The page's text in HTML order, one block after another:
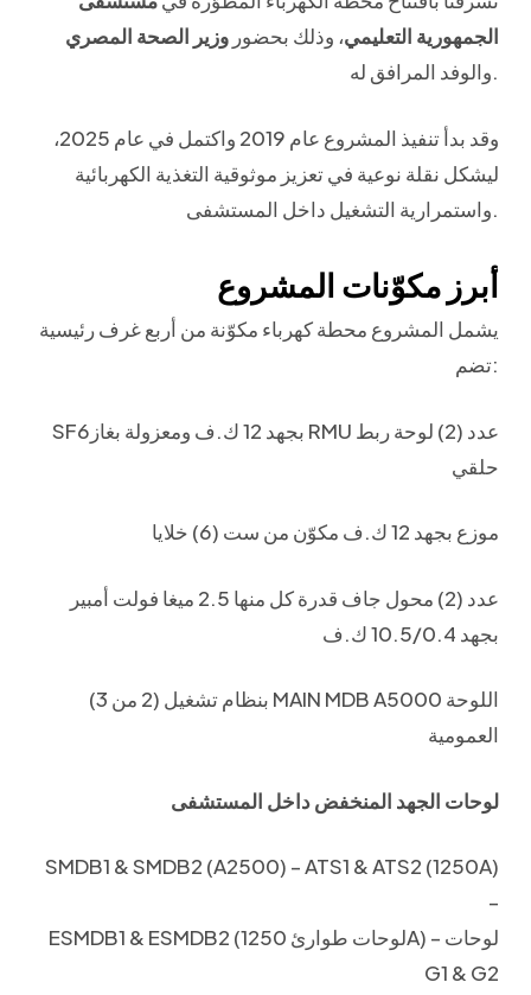
الجمهورية التعليمي، وذلك بحضور وزير الصحة المصري
والوفد المرافق له.
وقد بدأ تنفيذ المشروع عام 2019 واكتمل في عام 2025،
ليشكل نقلة نوعية في تعزيز موثوقية التغذية الكهربائية
واستمرارية التشغيل داخل المستشفى.
أبرز مكوّنات المشروع
يشمل المشروع محطة كهرباء مكوّنة من أربع غرف رئيسية
تضم:
SF6بجهد 12 ك.ف ومعزولة بغاز RMU عدد (2) لوحة ربط
حلقي
موزع بجهد 12 ك.ف مكوّن من ست (6) خلايا
عدد (2) محول جاف قدرة كل منها 2.5 ميغا فولت أمبير
بجهد 10.5/0.4 ك.ف
بنظام تشغيل (2 من 3) MAIN MDB A5000 اللوحة
العمومية
لوحات الجهد المنخفض داخل المستشفى
SMDB1 & SMDB2 (A2500) – ATS1 & ATS2 (1250A)
–
ESMDB1 & ESMDB2 (لوحات طوارئ 1250A) – لوحات
G1 & G2